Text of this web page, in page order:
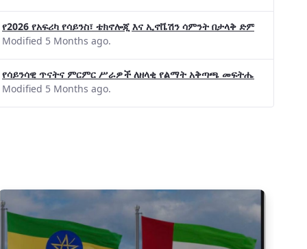
የ2026 የአፍሪካ የሳይንስ፣ ቴክኖሎጂ እና ኢኖቬሽን ሳምንት በታላቅ ድምቀት
Modified 5 Months ago.
የሳይንሳዊ ጥናትና ምርምር ሥራዎች ለዘላቂ የልማት አቅጣጫ መፍትሔ ጠቋሚ
Modified 5 Months ago.